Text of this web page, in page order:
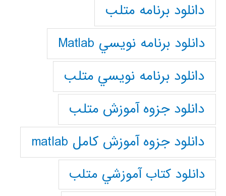
دانلود برنامه متلب
دانلود برنامه نويسي Matlab
دانلود برنامه نويسي متلب
دانلود جزوه آموزش متلب
دانلود جزوه آموزش کامل matlab
دانلود كتاب آموزشي متلب